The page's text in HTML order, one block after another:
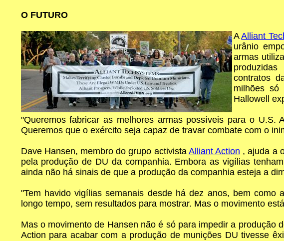
O FUTURO
AAlliant
urânio
armas
contratos
milhões
Hallowell
"Queremos fabricar as melhores armas possíveis para o U.S.
Queremos que o exército seja capaz de travar combate com o
Dave Hansen, membro do grupo activista Alliant Action , ajuda a
pela produção de DU da companhia. Embora as vigílias
ainda não há sinais de que a produção da companhia esteja a
"Tem havido vigílias semanais desde há dez anos, bem como
longo tempo, sem resultados para mostrar. Mas o movimento
Mas o movimento de Hansen não é só para impedir a produção
Action para acabar com a produção de munições DU tivesse